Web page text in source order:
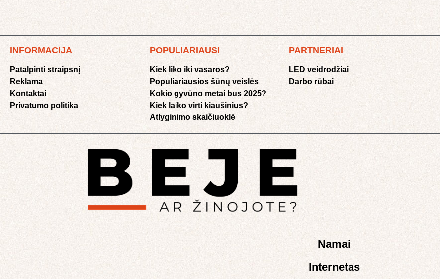
INFORMACIJA
Patalpinti straipsnį
Reklama
Kontaktai
Privatumo politika
POPULIARIAUSI
Kiek liko iki vasaros?
Populiariausios šūnų veislės
Kokio gyvūno metai bus 2025?
Kiek laiko virti kiaušinius?
Atlyginimo skaičiuoklė​
PARTNERIAI
LED veidrodžiai
Darbo rūbai
Namai
Internetas